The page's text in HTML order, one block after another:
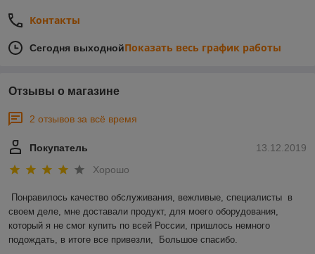
Контакты
Сегодня выходнойПоказать весь график работы
Отзывы о магазине
2 отзывов за всё время
13.12.2019
Покупатель
Хорошо
Понравилось качество обслуживания, вежливые, специалисты  в
своем деле, мне доставали продукт, для моего оборудования,
который я не смог купить по всей России, пришлось немного
подождать, в итоге все привезли,  Большое спасибо.